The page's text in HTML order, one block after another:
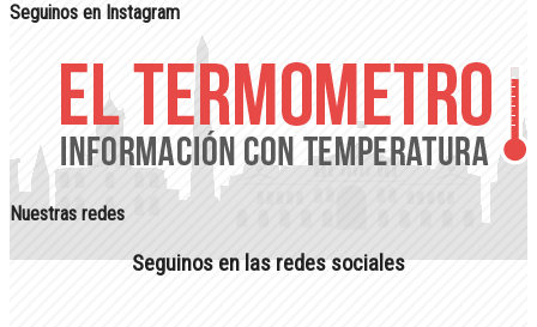
Seguinos en Instagram
Nuestras redes
Seguinos en las redes sociales